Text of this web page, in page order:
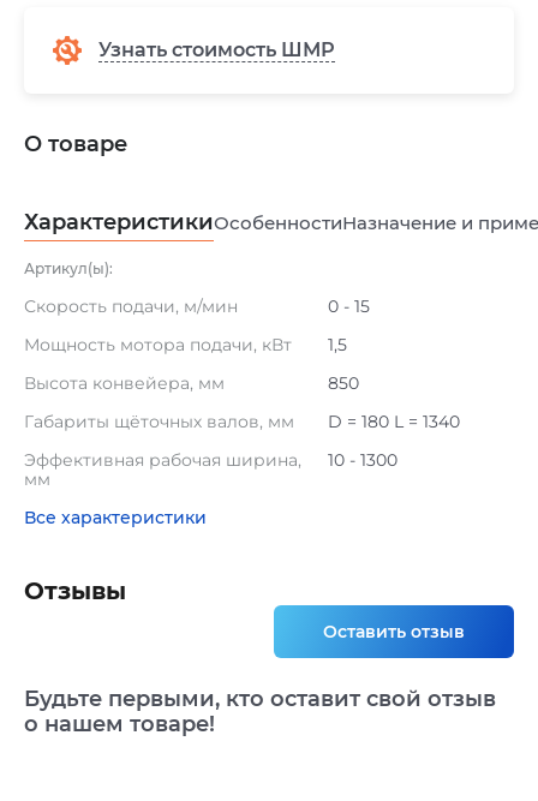
Узнать стоимость ШМР
О товаре
ХарактеристикиОсобенностиНазначение и
Артикул(ы):
Скорость подачи, м/мин
0 - 15
Мощность мотора подачи, кВт
1,5
Высота конвейера, мм
850
Габариты щёточных валов, мм
D = 180 L = 1340
Эффективная рабочая ширина,
мм
10 - 1300
Все характеристики
Отзывы
Оставить отзыв
Будьте первыми, кто оставит свой отзыв
о нашем товаре!